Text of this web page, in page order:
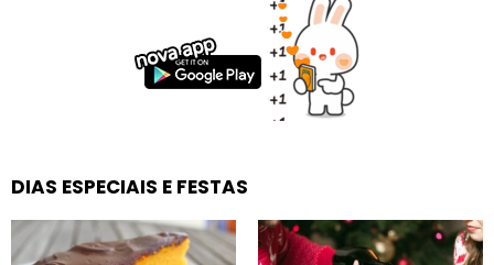
DIAS ESPECIAIS E FESTAS